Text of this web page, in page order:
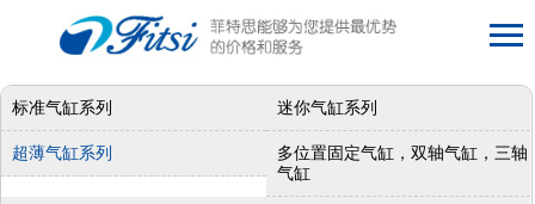
标准气缸系列 迷你气缸系列
超薄气缸系列
多位置固定气缸，双轴气缸，三轴
气缸